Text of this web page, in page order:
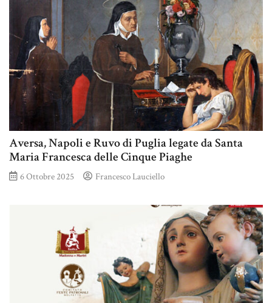
Aversa, Napoli e Ruvo di Puglia legate da Santa
Maria Francesca delle Cinque Piaghe
6 Ottobre 2025 Francesco Lauciello